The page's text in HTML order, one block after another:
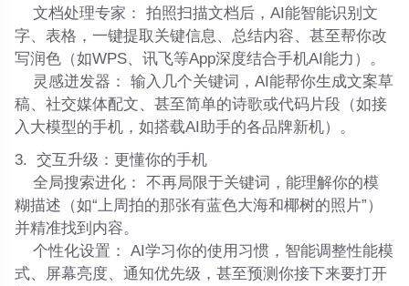
文档处理专家：
拍照扫描文档后，AI能智能识别文
字、表格，一键提取关键信息、总结内容、甚至帮你改
写润色（如WPS、讯飞等App深度结合手机AI能力）。
灵感迸发器：
输入几个关键词，AI能帮你生成文案草
稿、社交媒体配文、甚至简单的诗歌或代码片段（如接
入大模型的手机，如搭载AI助手的各品牌新机）。
3.交互升级：更懂你的手机
全局搜索进化：
不再局限于关键词，能理解你的模
糊描述（如“上周拍的那张有蓝色大海和椰树的照片”）
并精准找到内容。
个性化设置：
AI学习你的使用习惯，智能调整性能模
式、屏幕亮度、通知优先级，甚至预测你接下来要打开